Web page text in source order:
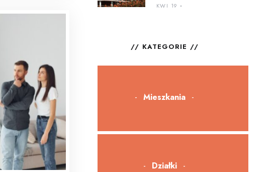
KWI 19
KATEGORIE
Mieszkania
Działki